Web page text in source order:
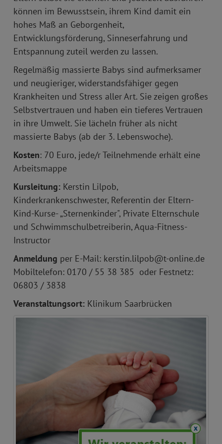
können im Bewusstsein, ihrem Kind damit ein
hohes Maß an Geborgenheit,
Entwicklungsförderung, Sinneserfahrung und
Entspannung zuteil werden zu lassen.
Regelmäßig massierte Babys sind aufmerksamer
und neugieriger, widerstandsfähiger gegen
Krankheiten und Stress aller Art. Sie zeigen großes
Selbstvertrauen und haben ein tieferes Vertrauen
in ihre Umwelt. Sie lächeln früher als nicht
massierte Babys (ab der 3. Lebenswoche).
Kosten: 70 Euro, jede/r Teilnehmende erhält eine
Arbeitsmappe
Kursleitung: Kerstin Lilpob,
Kinderkrankenschwester, Referentin der Eltern-
Kind-Kurse- „Sternenkinder", Private Elternschule
und Schwimmschulbetreiberin, Aqua-Fitness-
Instructor
Anmeldung per E-Mail: kerstin.lilpob@t-online.de
Mobiltelefon: 0170 / 55 38 385 oder Festnetz:
06803 / 3838
Veranstaltungsort: Klinikum Saarbrücken
x